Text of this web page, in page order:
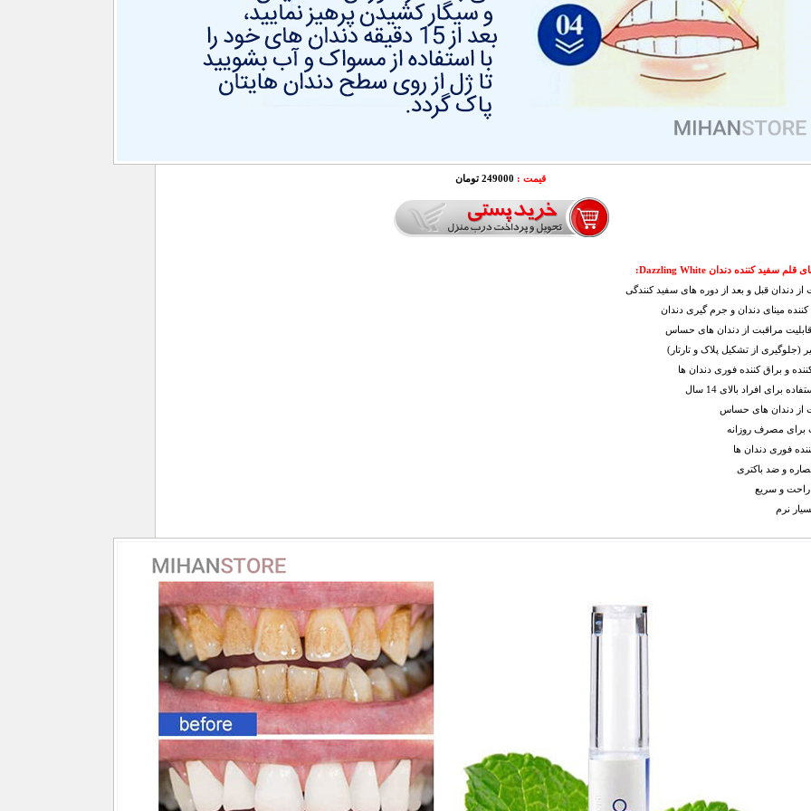
قیمت : 249000 تومان
قلم سفید کننده دندان Dazzling White:
از دندان قبل و بعد از دوره های سفید کنندگی
مینای دندان و جرم گیری دندان
مراقبت از دندان های حساس
(جلوگیری از تشکیل پلاک و تارتار)
و براق کننده فوری دندان ها
برای افراد بالای 14 سال
از دندان های حساس
برای مصرف روزانه
فوری دندان ها
و ضد باکتری
راحت و سریع
نرم